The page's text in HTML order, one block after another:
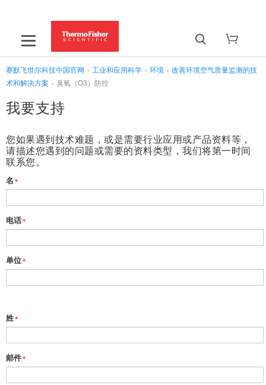
赛默飞世尔科技中国官网 › 工业和应用科学 › 环境 › 改善环境空气质量监测的技
术和解决方案 › 臭氧（O3）防控
我要支持
您如果遇到技术难题，或是需要行业应用或产品资料等，
请描述您遇到的问题或需要的资料类型，我们将第一时间
联系您。
名*
电话*
单位*
姓*
邮件*